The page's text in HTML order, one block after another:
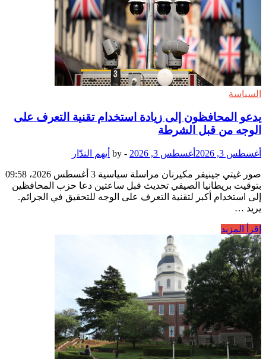
السياسة
يدعو المحافظون إلى زيادة استخدام تقنية التعرف على
الوجه من قبل الشرطة
أغسطس 3, 2026 أغسطس 3, 2026 -
by أيهم الندّار
صور غيتي جينيفر مكيرنان مراسلة سياسية 3 أغسطس 2026، 09:58
بتوقيت بريطانيا الصيفي تحديث قبل ساعتين دعا حزب المحافظين
إلى استخدام أكبر لتقنية التعرف على الوجه للتحقيق في الجرائم.
يريد …
يدعو
المحافظون
إلى
زيادة
استخدام
تقنية
التعرف
على
الوجه
من
قبل
الشرطة
إقرأ المزيد